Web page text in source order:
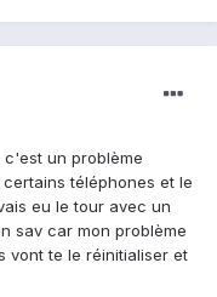
un problème
téléphones et le
eu le tour avec un
sav car mon problème
vont te le réinitialiser et